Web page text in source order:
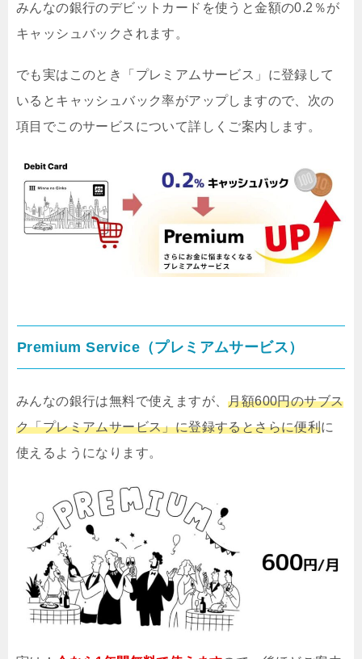
みんなの銀行のデビットカードを使うと金額の0.2％が
キャッシュバックされます。
でも実はこのとき「プレミアムサービス」に登録して
いるとキャッシュバック率がアップしますので、次の
項目でこのサービスについて詳しくご案内します。
Premium Service（プレミアムサービス）
みんなの銀行は無料で使えますが、月額600円のサブス
ク「プレミアムサービス」に登録するとさらに便利に
使えるようになります。